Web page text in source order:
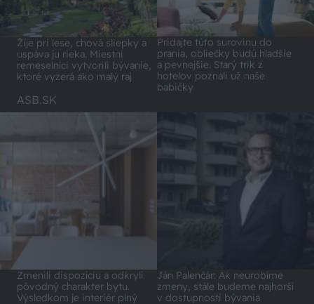
Žije pri lese, chová sliepky a
uspáva ju rieka. Miestni
remeselníci vytvorili bývanie,
ktoré vyzerá ako malý raj
Pridajte túto surovinu do
prania, obliečky budú hladšie
a pevnejšie. Starý trik z
hotelov poznali už naše
babičky
ASB.SK
Zmenili dispozíciu a odkryli
pôvodný charakter bytu.
Výsledkom je interiér plný
Ján Palenčár: Ak neurobíme
zmeny, stále budeme najhorší
v dostupnosti bývania